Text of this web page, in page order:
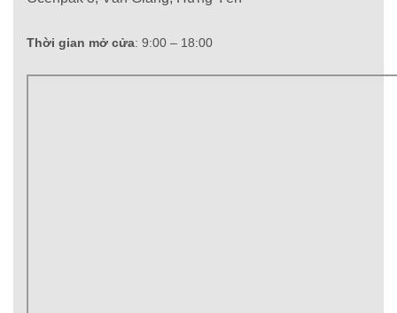
Thời gian mở cửa: 9:00 – 18:00